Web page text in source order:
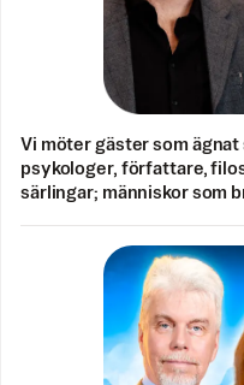
Vi möter gäster som
psykologer, författare,
särlingar; människor som